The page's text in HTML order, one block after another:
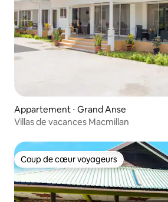
Appartement ⋅ Grand Anse
Villas de vacances Macmillan
Coup de cœur voyageurs
Coup de cœur voyageurs